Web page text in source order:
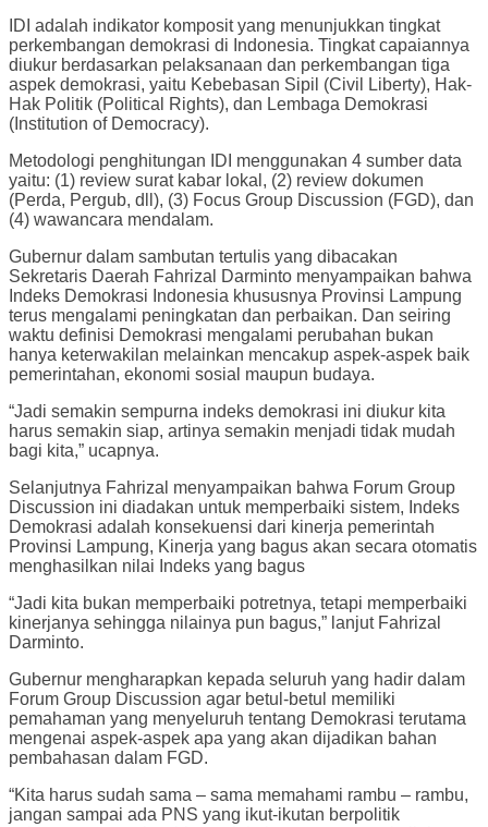
IDI adalah indikator komposit yang menunjukkan tingkat
perkembangan demokrasi di Indonesia. Tingkat capaiannya
diukur berdasarkan pelaksanaan dan perkembangan tiga
aspek demokrasi, yaitu Kebebasan Sipil (Civil Liberty), Hak-
Hak Politik (Political Rights), dan Lembaga Demokrasi
(Institution of Democracy).
Metodologi penghitungan IDI menggunakan 4 sumber data
yaitu: (1) review surat kabar lokal, (2) review dokumen
(Perda, Pergub, dll), (3) Focus Group Discussion (FGD), dan
(4) wawancara mendalam.
Gubernur dalam sambutan tertulis yang dibacakan
Sekretaris Daerah Fahrizal Darminto menyampaikan bahwa
Indeks Demokrasi Indonesia khususnya Provinsi Lampung
terus mengalami peningkatan dan perbaikan. Dan seiring
waktu definisi Demokrasi mengalami perubahan bukan
hanya keterwakilan melainkan mencakup aspek-aspek baik
pemerintahan, ekonomi sosial maupun budaya.
“Jadi semakin sempurna indeks demokrasi ini diukur kita
harus semakin siap, artinya semakin menjadi tidak mudah
bagi kita,” ucapnya.
Selanjutnya Fahrizal menyampaikan bahwa Forum Group
Discussion ini diadakan untuk memperbaiki sistem, Indeks
Demokrasi adalah konsekuensi dari kinerja pemerintah
Provinsi Lampung, Kinerja yang bagus akan secara otomatis
menghasilkan nilai Indeks yang bagus
“Jadi kita bukan memperbaiki potretnya, tetapi memperbaiki
kinerjanya sehingga nilainya pun bagus,” lanjut Fahrizal
Darminto.
Gubernur mengharapkan kepada seluruh yang hadir dalam
Forum Group Discussion agar betul-betul memiliki
pemahaman yang menyeluruh tentang Demokrasi terutama
mengenai aspek-aspek apa yang akan dijadikan bahan
pembahasan dalam FGD.
“Kita harus sudah sama – sama memahami rambu – rambu,
jangan sampai ada PNS yang ikut-ikutan berpolitik